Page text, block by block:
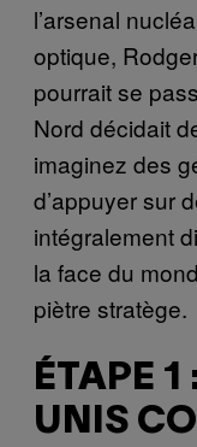
l’arsenal
optique,
pourrait se
Nord décidait
imaginez des
d’appuyer sur
intégralement
la face du
piètre stratège.
ÉTAPE
UNIS